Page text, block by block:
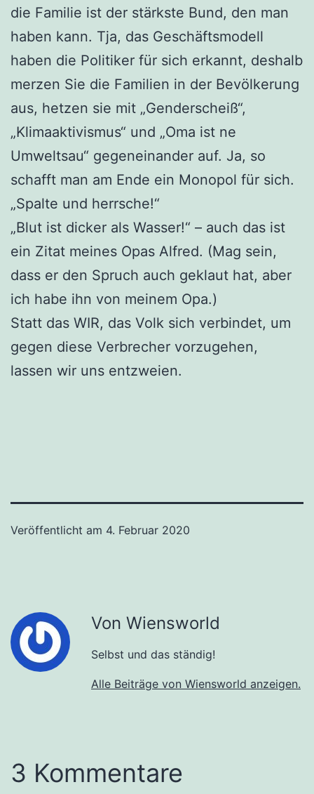
die Familie ist der stärkste Bund, den man
haben kann. Tja, das Geschäftsmodell
haben die Politiker für sich erkannt, deshalb
merzen Sie die Familien in der Bevölkerung
aus, hetzen sie mit „Genderscheiß“,
„Klimaaktivismus“ und „Oma ist ne
Umweltsau“ gegeneinander auf. Ja, so
schafft man am Ende ein Monopol für sich.
„Spalte und herrsche!“
„Blut ist dicker als Wasser!“ – auch das ist
ein Zitat meines Opas Alfred. (Mag sein,
dass er den Spruch auch geklaut hat, aber
ich habe ihn von meinem Opa.)
Statt das WIR, das Volk sich verbindet, um
gegen diese Verbrecher vorzugehen,
lassen wir uns entzweien.
Veröffentlicht am 4. Februar 2020
Von Wiensworld
Selbst und das ständig!
Alle Beiträge von Wiensworld anzeigen.
3 Kommentare